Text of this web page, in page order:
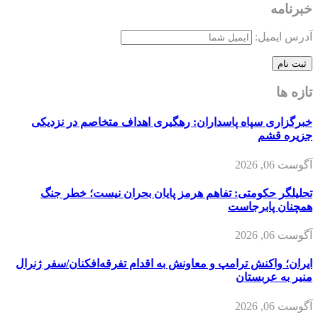
خبرنامه
آدرس ایمیل:
تازه ها
خبرگزاری سپاه پاسداران: رهگیری اهداف متخاصم در نزدیکی
جزیره قشم
آگوست 06, 2026
تحلیلگر حکومتی: تفاهم هرمز پایان بحران نیست؛ خطر جنگ
همچنان پابرجاست
آگوست 06, 2026
ایران؛ واکنش ترامپ و معاونش به اقدام تفرقه‌افکنان/سفر ژنرال
منیر به عربستان
آگوست 06, 2026